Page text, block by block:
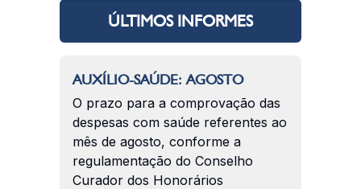
ÚLTIMOS INFORMES
AUXÍLIO-SAÚDE: AGOSTO
O prazo para a comprovação das
despesas com saúde referentes ao
mês de agosto, conforme a
regulamentação do Conselho
Curador dos Honorários